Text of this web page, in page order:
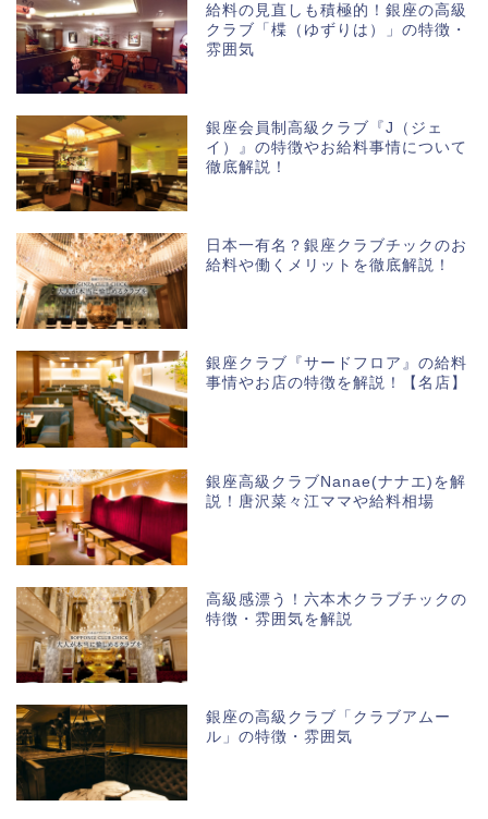
給料の見直しも積極的！銀座の高級
クラブ「楪（ゆずりは）」の特徴・
雰囲気
銀座会員制高級クラブ『J（ジェ
イ）』の特徴やお給料事情について
徹底解説！
日本一有名？銀座クラブチックのお
給料や働くメリットを徹底解説！
銀座クラブ『サードフロア』の給料
事情やお店の特徴を解説！【名店】
銀座高級クラブNanae(ナナエ)を解
説！唐沢菜々江ママや給料相場
高級感漂う！六本木クラブチックの
特徴・雰囲気を解説
銀座の高級クラブ「クラブアムー
ル」の特徴・雰囲気